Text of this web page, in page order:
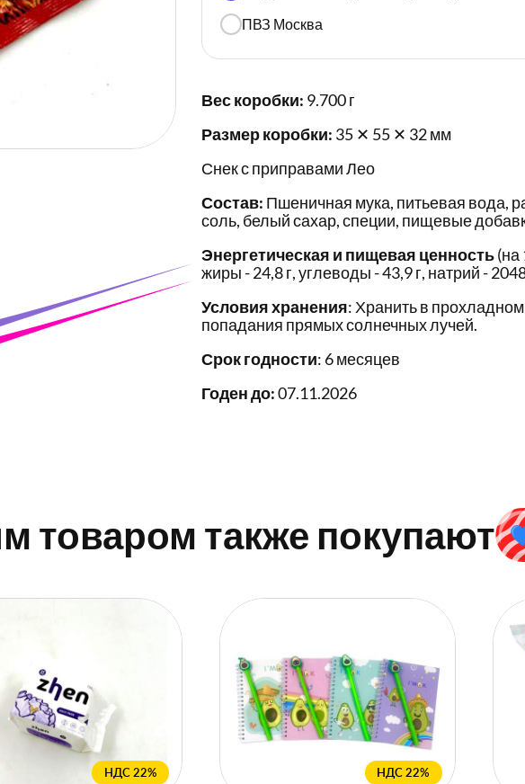
ПВЗ Москва
Вес коробки: 9.700 г
Размер коробки: 35 ✕ 55 ✕ 32 мм
Снек с приправами Лео
Состав: Пшеничная мука, питьевая вода,
соль, белый сахар, специи, пищевые
Энергетическая и пищевая ценность(на
жиры - 24,8 г, углеводы - 43,9 г, натрий -
Условия хранения: Хранить в
попадания прямых солнечных лучей.
Срок годности: 6 месяцев
Годен до:07.11.2026
товаром также покупают
НДС 22% НДС 22%